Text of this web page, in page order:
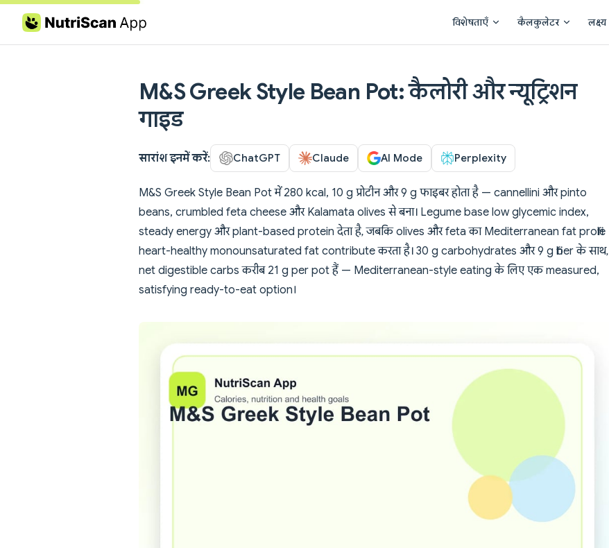
Skip to content विशेषताएँ कैलकुलेटर लक्ष्य
M&S Greek Style Bean Pot: कैलोरी और न्यूट्रिशन
गाइड
सारांश इनमें करें: ChatGPT Claude AI Mode Perplexity
M&S Greek Style Bean Pot में 280 kcal, 10 g प्रोटीन और 9 g फाइबर होता है — cannellini और pinto
beans, crumbled feta cheese और Kalamata olives से बना। Legume base low glycemic index,
steady energy और plant-based protein देता है, जबकि olives और feta का Mediterranean fat profile
heart-healthy monounsaturated fat contribute करता है। 30 g carbohydrates और 9 g fiber के साथ,
net digestible carbs करीब 21 g per pot हैं — Mediterranean-style eating के लिए एक measured,
satisfying ready-to-eat option।